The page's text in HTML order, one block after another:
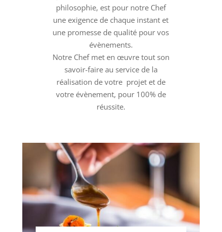
philosophie, est pour notre Chef
une exigence de chaque instant et
une promesse de qualité pour vos
évènements.
Notre Chef met en œuvre tout son
savoir-faire au service de la
réalisation de votre projet et de
votre évènement, pour 100% de
réussite.